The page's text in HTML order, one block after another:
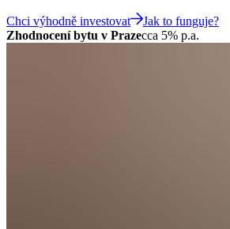
Chci výhodně investovat
Jak to funguje?
Zhodnocení bytu v Prazecca 5% p.a.